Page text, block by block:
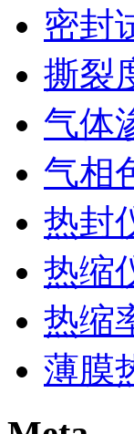
密封
撕裂
气体
气相
热封
热缩
热缩
薄膜